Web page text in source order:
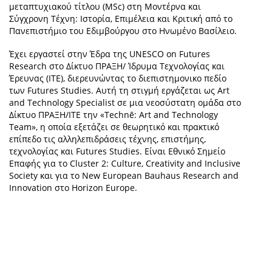
μεταπτυχιακού τίτλου (MSc) στη Μοντέρνα και
Σύγχρονη Τέχνη: Ιστορία, Επιμέλεια και Κριτική από το
Πανεπιστήμιο του Εδιμβούργου στο Ηνωμένο Βασίλειο.
Έχει εργαστεί στην Έδρα της UNESCO on Futures
Research στο Δίκτυο ΠΡΑΞΗ/ Ίδρυμα Τεχνολογίας και
Έρευνας (ΙΤΕ), διερευνώντας το διεπιστημονικο πεδίο
των Futures Studies. Αυτή τη στιγμή εργάζεται ως Art
and Technology Specialist σε μια νεοσύστατη ομάδα στο
Δίκτυο ΠΡΑΞΗ/ΙΤΕ την «Technē: Art and Technology
Team», η οποία εξετάζει σε θεωρητικό και πρακτικό
επίπεδο τις αλληλεπιδράσεις τέχνης, επιστήμης,
τεχνολογίας και Futures Studies. Είναι Εθνικό Σημείο
Επαφής για το Cluster 2: Culture, Creativity and Inclusive
Society και για το New European Bauhaus Research and
Innovation στο Horizon Europe.